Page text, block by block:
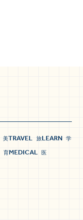
美TRAVEL 旅LEARN 学
育MEDICAL 医